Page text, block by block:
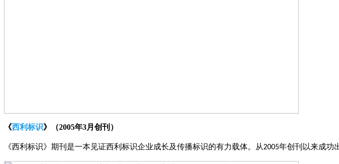
《西利标识》（2005年3月创刊）
《西利标识》期刊是一本见证西利标识企业成长及传播标识的有力载体。从2005年创刊以来成功